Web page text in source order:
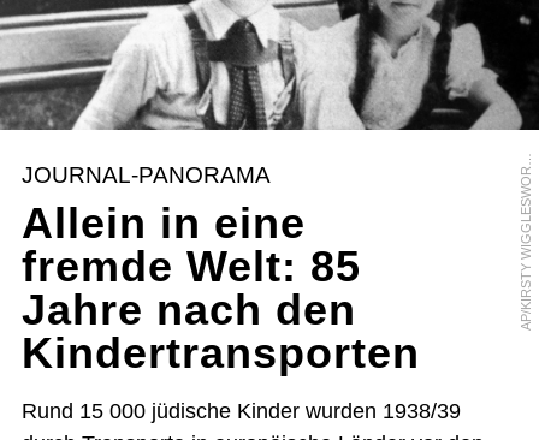
A
P
/
K
I
R
S
T
Y
W
I
G
G
L
E
S
W
O
R
T
H
JOURNAL-PANORAMA
Allein in eine
fremde Welt: 85
Jahre nach den
Kindertransporten
Rund 15 000 jüdische Kinder wurden 1938/39